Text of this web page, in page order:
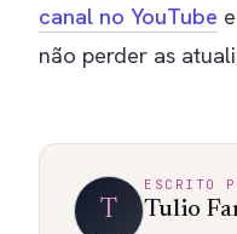
canal no YouTube
não perder as
T
ESCRITO
Tulio